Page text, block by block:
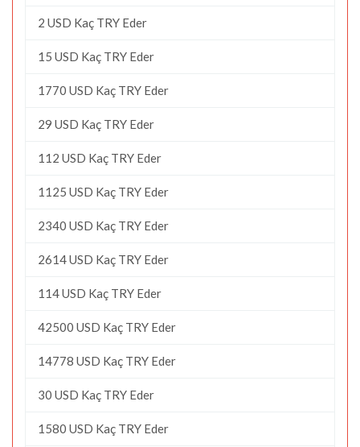
2 USD Kaç TRY Eder
15 USD Kaç TRY Eder
1770 USD Kaç TRY Eder
29 USD Kaç TRY Eder
112 USD Kaç TRY Eder
1125 USD Kaç TRY Eder
2340 USD Kaç TRY Eder
2614 USD Kaç TRY Eder
114 USD Kaç TRY Eder
42500 USD Kaç TRY Eder
14778 USD Kaç TRY Eder
30 USD Kaç TRY Eder
1580 USD Kaç TRY Eder